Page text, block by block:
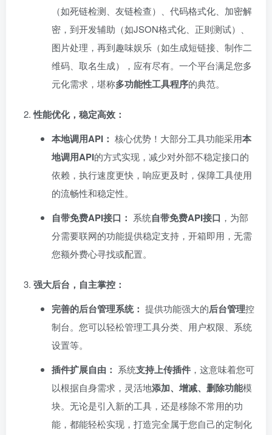
（如死链检测、友链检查）、代码格式化、加密解
密，到开发辅助（如JSON格式化、正则测试）、
图片处理，再到趣味娱乐（如生成短链接、制作二
维码、取名生成），应有尽有。一个平台满足您多
元化需求，堪称多功能性工具程序的典范。
性能优化，稳定高效：​
本地调用API：​ 核心优势！大部分工具功能采用本
地调用API的方式实现，减少对外部不稳定接口的
依赖，执行速度更快，响应更及时，保障工具使用
的流畅性和稳定性。
自带免费API接口：​ 系统自带免费API接口 ，为部
分需要联网的功能提供稳定支持，开箱即用，无需
您额外费心寻找或配置。
强大后台，自主掌控：​
完善的后台管理系统：​ 提供功能强大的后台管理控
制台。您可以轻松管理工具分类、用户权限、系统
设置等。
插件扩展自由：​ 系统支持上传插件 ，这意味着您可
以根据自身需求，灵活地添加、增减、删除功能模
块。无论是引入新的工具，还是移除不常用的功
能，都能轻松实现，打造完全属于您自己的定制化